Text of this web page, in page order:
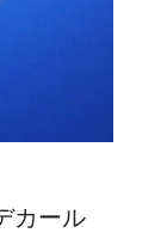
カール